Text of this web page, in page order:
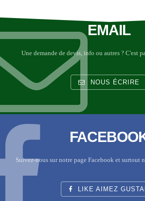
EMAIL
Une demande de devis, info ou autres ? C'est
NOUS ÉCRIRE
Suivez-nous sur notre page Facebook et surtout
LIKE AIMEZ